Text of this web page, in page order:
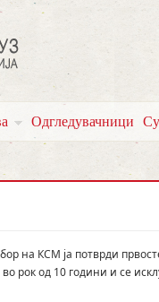
Одгледувачници
на КСМ ја потврди
рок од 10 години и се